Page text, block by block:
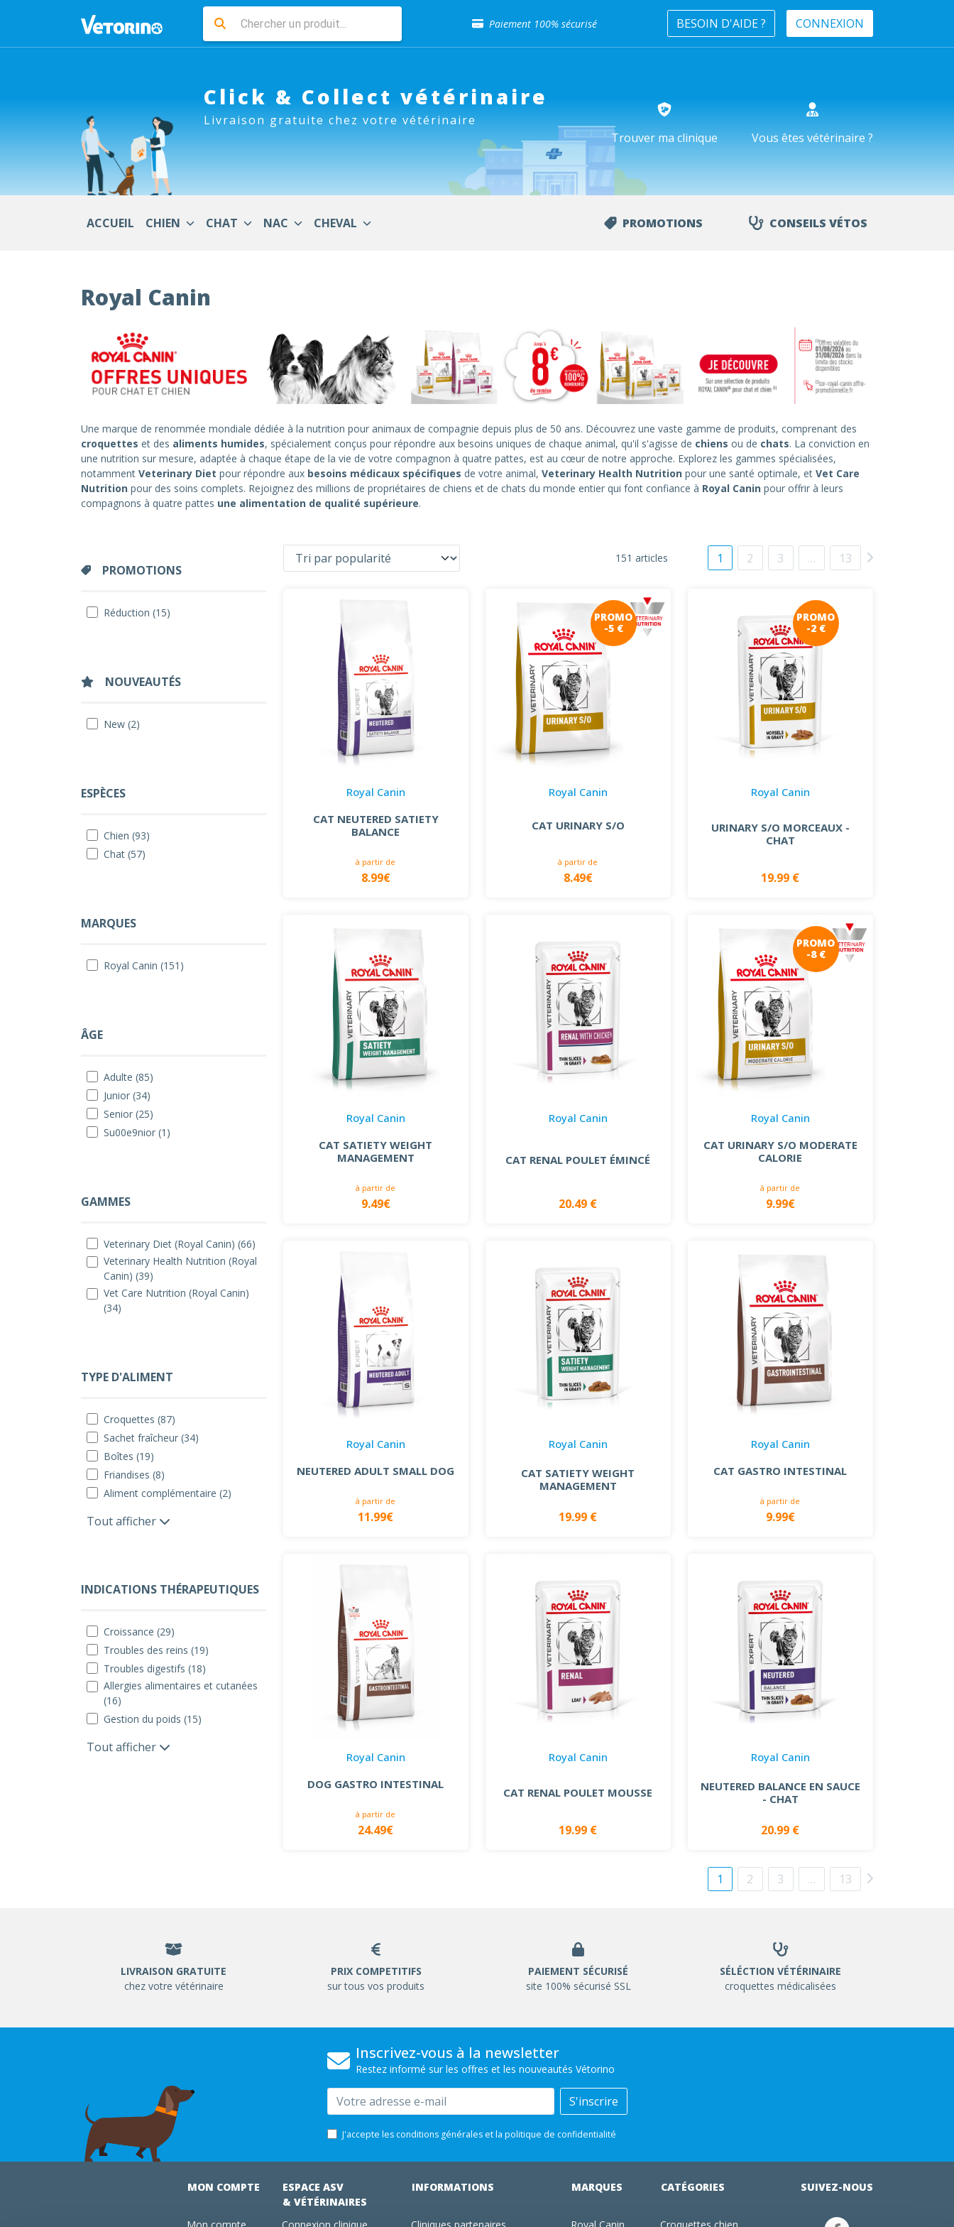
Paiement 100% sécurisé
Paiement 100% sécurisé
Livraison gratuite en clinique vétérinaire
Sélection de croquettes vétérinaire
BESOIN D'AIDE ? CONNEXION
Click & Collect vétérinaire
Livraison gratuite chez votre vétérinaire
Trouver ma clinique
Vous êtes vétérinaire ?
ACCUEIL CHIEN CHAT NAC CHEVAL PROMOTIONS CONSEILS VÉTOS
Royal Canin
Une marque de renommée mondiale dédiée à la nutrition pour animaux de compagnie depuis plus de 50 ans. Découvrez une vaste gamme de produits, comprenant des
croquettes et des aliments humides, spécialement conçus pour répondre aux besoins uniques de chaque animal, qu'il s'agisse de chiens ou de chats. La conviction en
une nutrition sur mesure, adaptée à chaque étape de la vie de votre compagnon à quatre pattes, est au cœur de notre approche. Explorez les gammes spécialisées,
notamment Veterinary Diet pour répondre aux besoins médicaux spécifiques de votre animal, Veterinary Health Nutrition pour une santé optimale, et Vet Care
Nutrition pour des soins complets. Rejoignez des millions de propriétaires de chiens et de chats du monde entier qui font confiance à Royal Canin pour offrir à leurs
compagnons à quatre pattes une alimentation de qualité supérieure.
PROMOTIONS
Réduction (15)
NOUVEAUTÉS
New (2)
ESPÈCES
Chien (93)
Chat (57)
MARQUES
Royal Canin (151)
ÂGE
Adulte (85)
Junior (34)
Senior (25)
Su00e9nior (1)
GAMMES
Veterinary Diet (Royal Canin) (66)
Veterinary Health Nutrition (Royal
Canin) (39)
Vet Care Nutrition (Royal Canin)
(34)
TYPE D'ALIMENT
Croquettes (87)
Sachet fraîcheur (34)
Boîtes (19)
Friandises (8)
Aliment complémentaire (2)
Tout afficher
INDICATIONS THÉRAPEUTIQUES
Croissance (29)
Troubles des reins (19)
Troubles digestifs (18)
Allergies alimentaires et cutanées
(16)
Gestion du poids (15)
Tout afficher
151 articles 1 2 3 … 13
Royal Canin
CAT NEUTERED SATIETY
BALANCE
à partir de
8.99€
PROMO
-5 €
Royal Canin
CAT URINARY S/O
à partir de
8.49€
PROMO
-2 €
Royal Canin
URINARY S/O MORCEAUX -
CHAT
19.99 €
Royal Canin
CAT SATIETY WEIGHT
MANAGEMENT
à partir de
9.49€
Royal Canin
CAT RENAL POULET ÉMINCÉ
20.49 €
PROMO
-8 €
Royal Canin
CAT URINARY S/O MODERATE
CALORIE
à partir de
9.99€
Royal Canin
NEUTERED ADULT SMALL DOG
à partir de
11.99€
Royal Canin
CAT SATIETY WEIGHT
MANAGEMENT
19.99 €
Royal Canin
CAT GASTRO INTESTINAL
à partir de
9.99€
Royal Canin
DOG GASTRO INTESTINAL
à partir de
24.49€
Royal Canin
CAT RENAL POULET MOUSSE
19.99 €
Royal Canin
NEUTERED BALANCE EN SAUCE
- CHAT
20.99 €
1 2 3 … 13
LIVRAISON GRATUITE
chez votre vétérinaire
PRIX COMPETITIFS
sur tous vos produits
PAIEMENT SÉCURISÉ
site 100% sécurisé SSL
SÉLÉCTION VÉTÉRINAIRE
croquettes médicalisées
Inscrivez-vous à la newsletter
Restez informé sur les offres et les nouveautés Vétorino
Email S'inscrire
J'accepte les conditions générales et la politique de confidentialité
MON COMPTE
ESPACE ASV
& VÉTÉRINAIRES
INFORMATIONS MARQUES CATÉGORIES SUIVEZ-NOUS